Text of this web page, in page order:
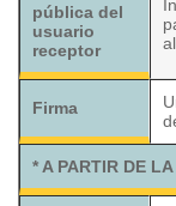
pública del
usuario
receptor
Firma
* A PARTIR DE